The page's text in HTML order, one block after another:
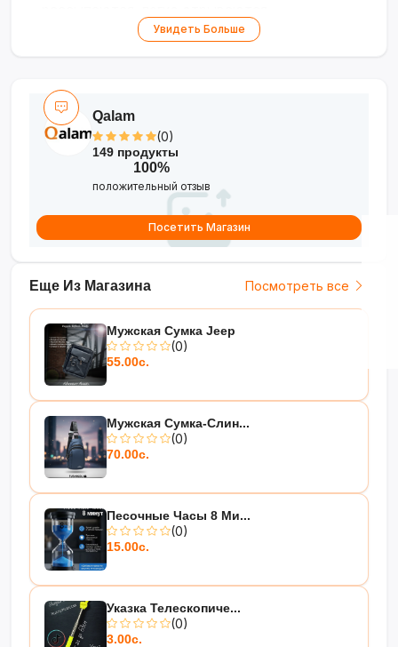
Белая бумага
— чёткая видимость записей
Увидеть Больше
Еще Из Магазина Посмотреть все
Мужская Сумка Jeep
(0)
55.00с.
Мужская Сумка-Слин...
(0)
70.00с.
Песочные Часы 8 Ми...
(0)
15.00с.
Указка Телескопиче...
(0)
3.00с.
Qalam
(0)
149 продукты
100%
положительный отзыв
Посетить Магазин